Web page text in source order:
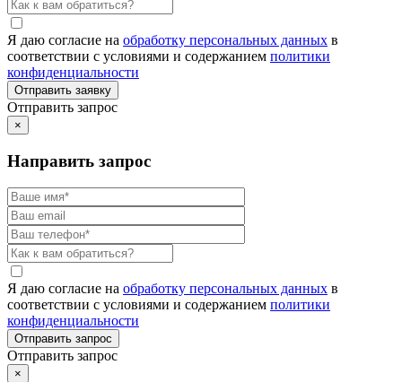
Я даю согласие на обработку персональных данных в
соответствии с условиями и содержанием политики
конфиденциальности
Отправить запрос
×
Направить запрос
Я даю согласие на обработку персональных данных в
соответствии с условиями и содержанием политики
конфиденциальности
Отправить запрос
×